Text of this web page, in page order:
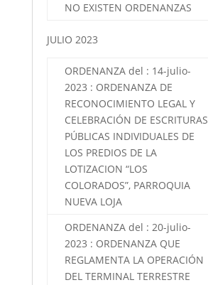
NO EXISTEN ORDENANZAS
JULIO 2023
ORDENANZA del : 14-julio-
2023 : ORDENANZA DE
RECONOCIMIENTO LEGAL Y
CELEBRACIÓN DE ESCRITURAS
PÚBLICAS INDIVIDUALES DE
LOS PREDIOS DE LA
LOTIZACION “LOS
COLORADOS”, PARROQUIA
NUEVA LOJA
ORDENANZA del : 20-julio-
2023 : ORDENANZA QUE
REGLAMENTA LA OPERACIÓN
DEL TERMINAL TERRESTRE